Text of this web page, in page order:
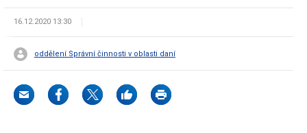
16.12.2020 13:30
oddělení Správní činnosti v oblasti daní